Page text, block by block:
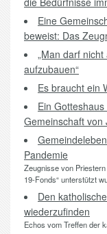
Eine
beweist: Das
„Man darf
aufzubauen“
Es braucht ein
Ein
Gemeinschaft von
Pandemie
Zeugnisse von
19-Fonds“ unterstützt
Den
wiederzufinden
Echos vom Treffen der